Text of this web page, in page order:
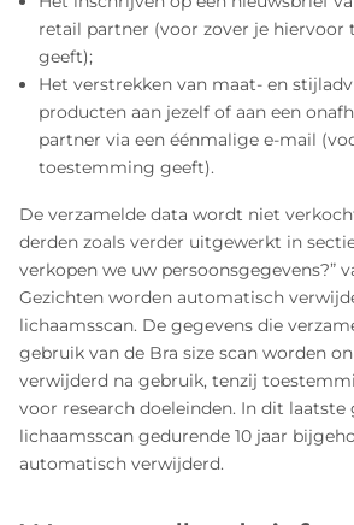
retail partner (voor zover je
geeft);
Het verstrekken van maat- en
producten aan jezelf of aan een
partner via een éénmalige e-mail
toestemming geeft).
De verzamelde data wordt niet
derden zoals verder uitgewerkt in
verkopen we uw persoonsgegevens?”
Gezichten worden automatisch
lichaamsscan. De gegevens die
gebruik van de Bra size scan worden
verwijderd na gebruik, tenzij
voor research doeleinden. In dit laatste
lichaamsscan gedurende 10 jaar
automatisch verwijderd.